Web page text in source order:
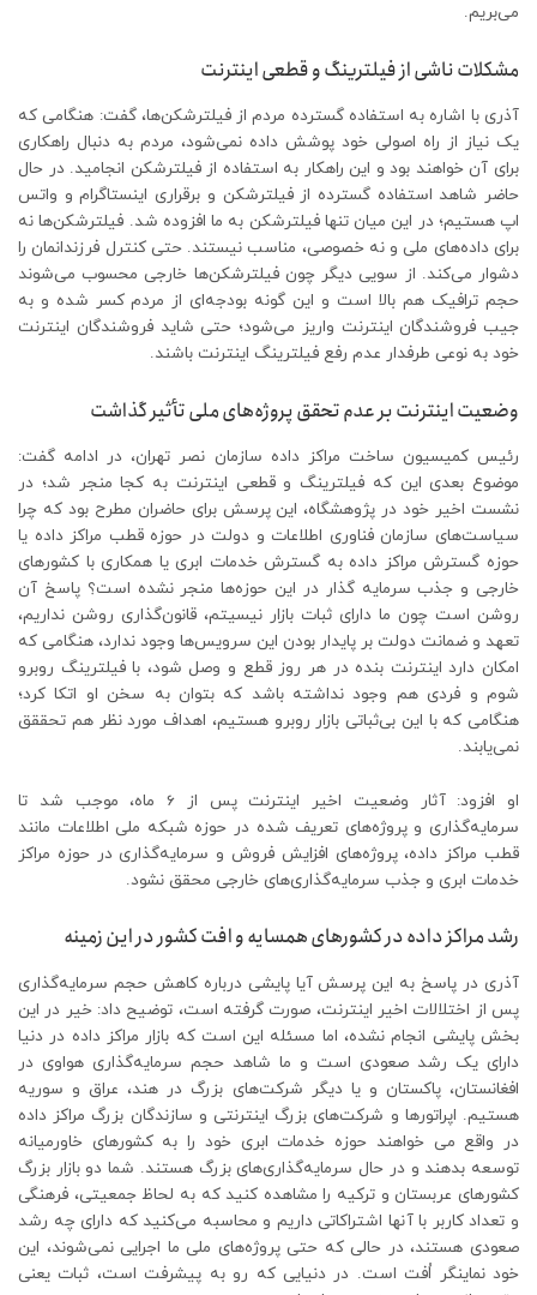
می‌بریم.
مشکلات ناشی از فیلترینگ و قطعی اینترنت
آذری با اشاره به استفاده گسترده مردم از فیلترشکن‌ها، گفت: هنگامی که
یک نیاز از راه اصولی خود پوشش داده نمی‌شود، مردم به دنبال راهکاری
برای آن خواهند بود و این راهکار به استفاده از فیلترشکن انجامید. در حال
حاضر شاهد استفاده گسترده از فیلترشکن و برقراری اینستاگرام و واتس
اپ هستیم؛ در این میان تنها فیلترشکن به ما افزوده شد. فیلترشکن‌ها نه
برای داده‌های ملی و نه خصوصی، مناسب نیستند. حتی کنترل فرزندانمان را
دشوار می‌کند. از سویی دیگر چون فیلترشکن‌ها خارجی محسوب می‌شوند
حجم ترافیک هم بالا است و این گونه بودجه‌ای از مردم کسر شده و به
جیب فروشندگان اینترنت واریز می‌شود؛ حتی شاید فروشندگان اینترنت
خود به نوعی طرفدار عدم رفع فیلترینگ اینترنت باشند.
وضعیت اینترنت بر عدم تحقق پروژه‌های ملی تأثیر گذاشت
رئیس کمیسیون ساخت مراکز داده سازمان نصر تهران، در ادامه گفت:
موضوع بعدی این که فیلترینگ و قطعی اینترنت به کجا منجر شد؛ در
نشست اخیر خود در پژوهشگاه، این پرسش برای حاضران مطرح بود که چرا
سیاست‌های سازمان فناوری اطلاعات و دولت در حوزه قطب مراکز داده یا
حوزه گسترش مراکز داده به گسترش خدمات ابری یا همکاری با کشورهای
خارجی و جذب سرمایه گذار در این حوزه‌ها منجر نشده است؟ پاسخ آن
روشن است چون ما دارای ثبات بازار نیسیتم، قانون‌گذاری روشن نداریم،
تعهد و ضمانت دولت بر پایدار بودن این سرویس‌ها وجود ندارد، هنگامی که
امکان دارد اینترنت بنده در هر روز قطع و وصل شود، با فیلترینگ روبرو
شوم و فردی هم وجود نداشته باشد که بتوان به سخن او اتکا کرد؛
هنگامی که با این بی‌ثباتی بازار روبرو هستیم، اهداف مورد نظر هم تحققق
نمی‌یابند.
او افزود: آثار وضعیت اخیر اینترنت پس از 6 ماه، موجب شد تا
سرمایه‌گذاری و پروژه‌های تعریف شده در حوزه شبکه ملی اطلاعات مانند
قطب مراکز داده، پروژه‌های افزایش فروش و سرمایه‌گذاری در حوزه مراکز
خدمات ابری و جذب سرمایه‌گذاری‌های خارجی محقق نشود.
رشد مراکز داده در کشورهای همسایه و افت کشور در این زمینه
آذری در پاسخ به این پرسش آیا پایشی درباره کاهش حجم سرمایه‌گذاری
پس از اختلالات اخیر اینترنت، صورت گرفته است، توضیح داد: خیر در این
بخش پایشی انجام نشده، اما مسئله این است که بازار مراکز داده در دنیا
دارای یک رشد صعودی است و ما شاهد حجم سرمایه‌گذاری هواوی در
افغانستان، پاکستان و یا دیگر شرکت‌های بزرگ در هند، عراق و سوریه
هستیم. اپراتورها و شرکت‌های بزرگ اینترنتی و سازندگان بزرگ مراکز داده
در واقع می خواهند حوزه خدمات ابری خود را به کشورهای خاورمیانه
توسعه بدهند و در حال سرمایه‌گذاری‌های بزرگ هستند. شما دو بازار بزرگ
کشورهای عربستان و ترکیه را مشاهده کنید که به لحاظ جمعیتی، فرهنگی
و تعداد کاربر با آنها اشتراکاتی داریم و محاسبه می‌کنید که دارای چه رشد
صعودی هستند، در حالی که حتی پروژ‌ه‌های ملی ما اجرایی نمی‌شوند، این
خود نماینگر اُفت است. در دنیایی که رو به پیشرفت است، ثبات یعنی